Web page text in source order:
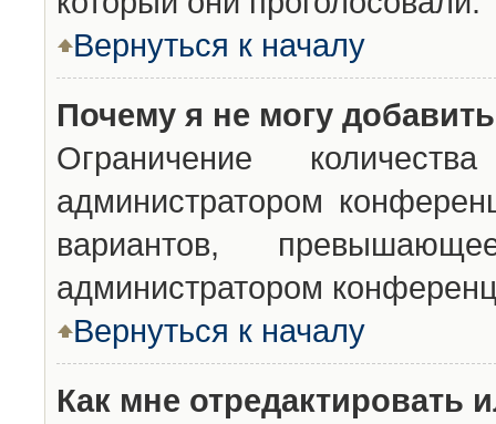
Вернуться к началу
Почему я не могу
Ограничение
администратором
вариантов,
администратором
Вернуться к началу
Как мне отредактировать